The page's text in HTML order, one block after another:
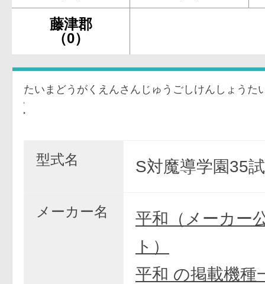
藤津郡
（0）
たいまどうがくえんさんじゅうごしけんしょうた
型式名 S対魔導学園35
メーカー名
平和（メーカー
ト）
平和 の掲載機種